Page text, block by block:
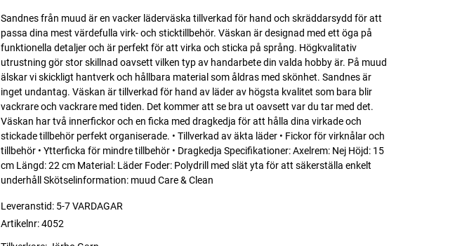
Sandnes från muud är en vacker läderväska tillverkad för hand och skräddarsydd för att
passa dina mest värdefulla virk- och sticktillbehör. Väskan är designad med ett öga på
funktionella detaljer och är perfekt för att virka och sticka på språng. Högkvalitativ
utrustning gör stor skillnad oavsett vilken typ av handarbete din valda hobby är. På muud
älskar vi skickligt hantverk och hållbara material som åldras med skönhet. Sandnes är
inget undantag. Väskan är tillverkad för hand av läder av högsta kvalitet som bara blir
vackrare och vackrare med tiden. Det kommer att se bra ut oavsett var du tar med det.
Väskan har två innerfickor och en ficka med dragkedja för att hålla dina virkade och
stickade tillbehör perfekt organiserade. • Tillverkad av äkta läder • Fickor för virknålar och
tillbehör • Ytterficka för mindre tillbehör • Dragkedja Specifikationer: Axelrem: Nej Höjd: 15
cm Längd: 22 cm Material: Läder Foder: Polydrill med slät yta för att säkerställa enkelt
underhåll Skötselinformation: muud Care & Clean
Leveranstid: 5-7 VARDAGAR
Artikelnr:4052